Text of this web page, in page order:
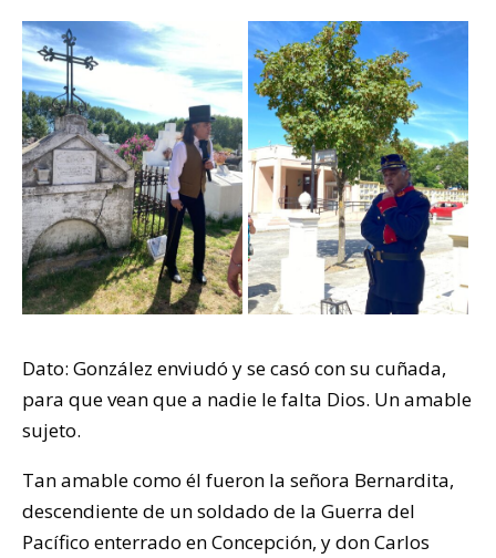
Dato: González enviudó y se casó con su cuñada,
para que vean que a nadie le falta Dios. Un amable
sujeto.
Tan amable como él fueron la señora Bernardita,
descendiente de un soldado de la Guerra del
Pacífico enterrado en Concepción, y don Carlos